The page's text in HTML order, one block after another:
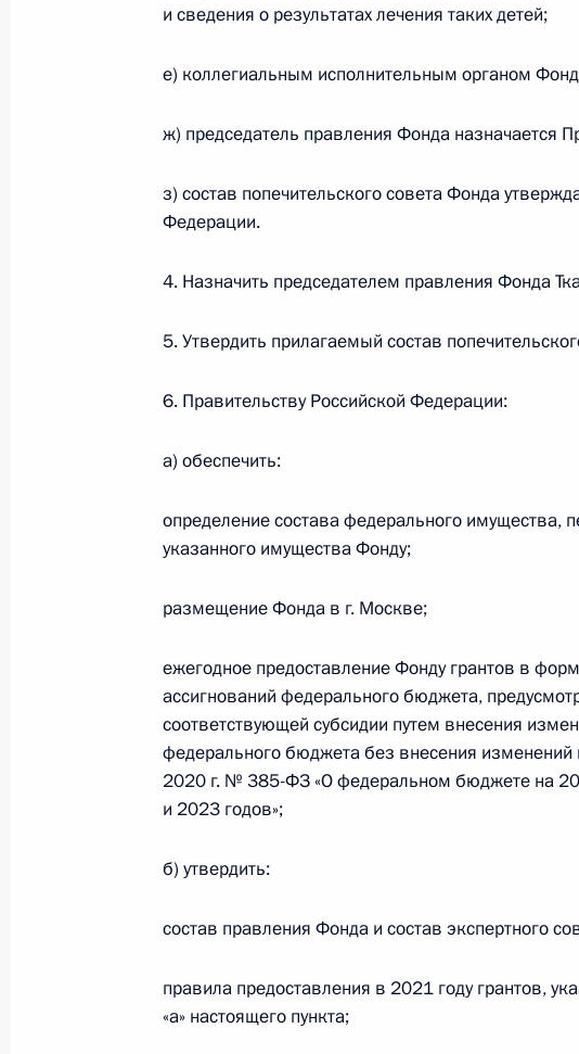
В Бюджетный кодекс внесены изменения
22 декабря 2020 года, 12:20
деятельности органов исполнительной власти
Российской Федерации
и на плановый период 2022 и 2023 годов
В Бюджетный кодекс внесены изменения в
срока предоставления бюджетных кредитов
8 декабря 2020 года, 16:55
В статью 6 закона о государственном
внесено изменение
8 декабря 2020 года, 16:50
Приостановлена индексация оплаты труда
8 декабря 2020 года, 14:55
Приостановлено действие нормы об
и сведения о результатах лечения таких детей;
е) коллегиальным исполнительным органом
ж) председатель правления Фонда назначается
з) состав попечительского совета Фонда
Федерации.
4. Назначить председателем правления Фонда
5. Утвердить прилагаемый состав
6. Правительству Российской Федерации:
а) обеспечить:
определение состава федерального имущества,
указанного имущества Фонду;
размещение Фонда в г. Москве;
ежегодное предоставление Фонду грантов в
ассигнований федерального бюджета,
соответствующей субсидии путем внесения
федерального бюджета без внесения
2020 г. № 385-ФЗ «О федеральном бюджете на
и 2023 годов»;
б) утвердить:
состав правления Фонда и состав экспертного
правила предоставления в 2021 году грантов,
«а» настоящего пункта;